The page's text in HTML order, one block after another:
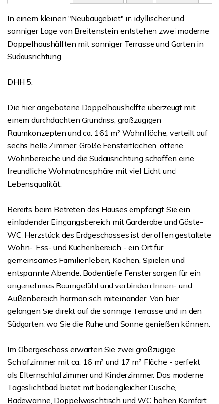
In einem kleinen "Neubaugebiet" in idyllischer und
sonniger Lage von Breitenstein entstehen zwei moderne
Doppelhaushälften mit sonniger Terrasse und Garten in
Südausrichtung.
DHH 5:
Die hier angebotene Doppelhaushälfte überzeugt mit
einem durchdachten Grundriss, großzügigen
Raumkonzepten und ca. 161 m² Wohnfläche, verteilt auf
sechs helle Zimmer. Große Fensterflächen, offene
Wohnbereiche und die Südausrichtung schaffen eine
freundliche Wohnatmosphäre mit viel Licht und
Lebensqualität.
Bereits beim Betreten des Hauses empfängt Sie ein
einladender Eingangsbereich mit Garderobe und Gäste-
WC. Herzstück des Erdgeschosses ist der offen gestaltete
Wohn-, Ess- und Küchenbereich - ein Ort für
gemeinsames Familienleben, Kochen, Spielen und
entspannte Abende. Bodentiefe Fenster sorgen für ein
angenehmes Raumgefühl und verbinden Innen- und
Außenbereich harmonisch miteinander. Von hier
gelangen Sie direkt auf die sonnige Terrasse und in den
Südgarten, wo Sie die Ruhe und Sonne genießen können.
Im Obergeschoss erwarten Sie zwei großzügige
Schlafzimmer mit ca. 16 m² und 17 m² Fläche - perfekt
als Elternschlafzimmer und Kinderzimmer. Das moderne
Tageslichtbad bietet mit bodengleicher Dusche,
Badewanne, Doppelwaschtisch und WC hohen Komfort